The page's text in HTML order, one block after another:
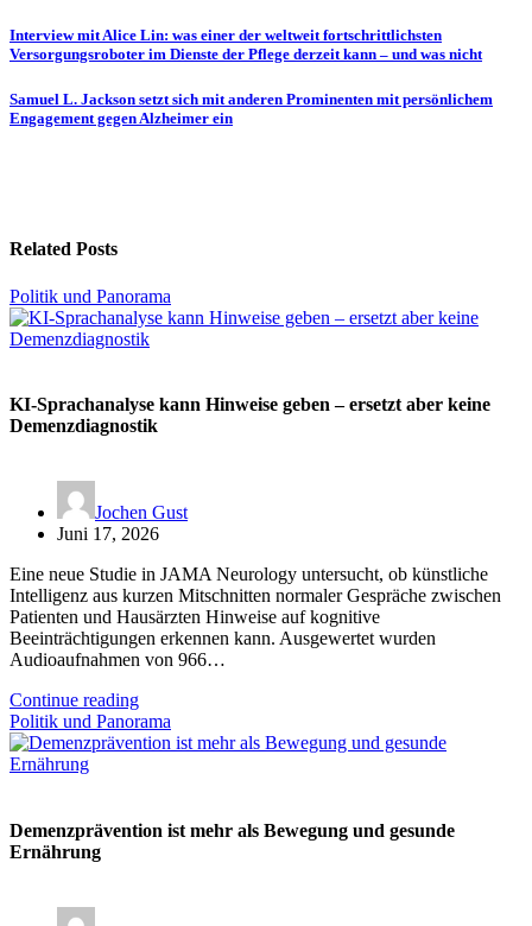
Beitragsnavigation
Interview mit Alice Lin: was einer der weltweit fortschrittlichsten
Versorgungsroboter im Dienste der Pflege derzeit kann – und was nicht
Samuel L. Jackson setzt sich mit anderen Prominenten mit persönlichem
Engagement gegen Alzheimer ein
Related Posts
Politik und Panorama
KI-Sprachanalyse kann Hinweise geben – ersetzt aber keine
Demenzdiagnostik
Jochen Gust
Juni 17, 2026
Eine neue Studie in JAMA Neurology untersucht, ob künstliche
Intelligenz aus kurzen Mitschnitten normaler Gespräche zwischen
Patienten und Hausärzten Hinweise auf kognitive
Beeinträchtigungen erkennen kann. Ausgewertet wurden
Audioaufnahmen von 966…
Continue reading
Politik und Panorama
Demenzprävention ist mehr als Bewegung und gesunde
Ernährung